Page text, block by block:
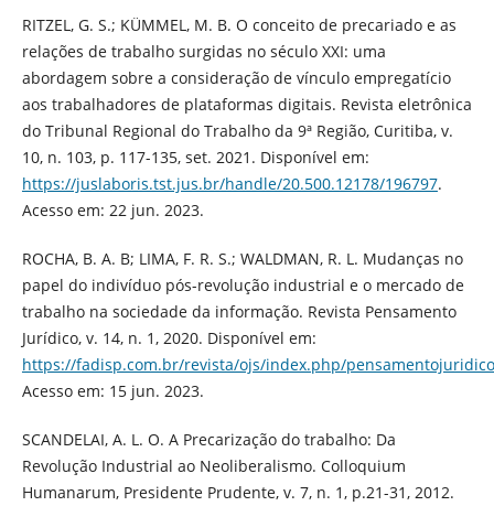
RITZEL, G. S.; KÜMMEL, M. B. O conceito de precariado e as
relações de trabalho surgidas no século XXI: uma
abordagem sobre a consideração de vínculo empregatício
aos trabalhadores de plataformas digitais. Revista eletrônica
do Tribunal Regional do Trabalho da 9ª Região, Curitiba, v.
10, n. 103, p. 117-135, set. 2021. Disponível em:
https://juslaboris.tst.jus.br/handle/20.500.12178/196797.
Acesso em: 22 jun. 2023.
ROCHA, B. A. B; LIMA, F. R. S.; WALDMAN, R. L. Mudanças no
papel do indivíduo pós-revolução industrial e o mercado de
trabalho na sociedade da informação. Revista Pensamento
Jurídico, v. 14, n. 1, 2020. Disponível em:
https://fadisp.com.br/revista/ojs/index.php/
Acesso em: 15 jun. 2023.
SCANDELAI, A. L. O. A Precarização do trabalho: Da
Revolução Industrial ao Neoliberalismo. Colloquium
Humanarum, Presidente Prudente, v. 7, n. 1, p.21-31, 2012.